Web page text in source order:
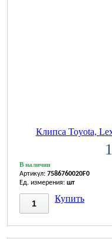
Клипса Toyota,
В наличии
Артикул: 7586760020F0
Ед. измерения: шт
Купить